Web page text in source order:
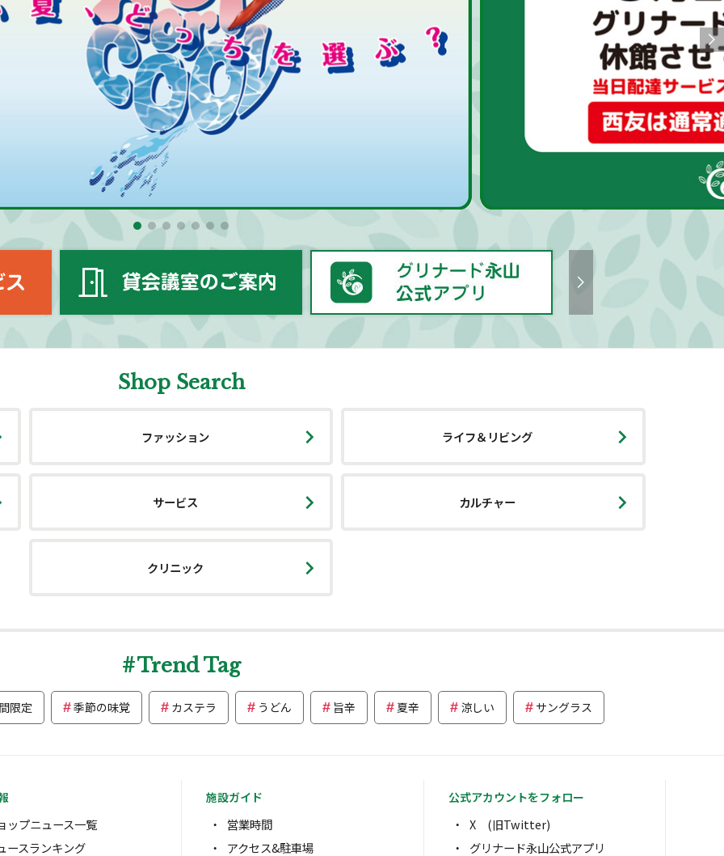
Shop Search
ファッション ライフ＆リビング
サービス カルチャー
クリニック
Trend Tag
限定 季節の味覚 カステラ うどん 旨辛 夏辛 涼しい サングラス
ップニュース一覧
ースランキング
施設ガイド
営業時間
アクセス&駐車場
公式アカウントをフォロー
X (旧Twitter)
グリナード永山公式アプリ